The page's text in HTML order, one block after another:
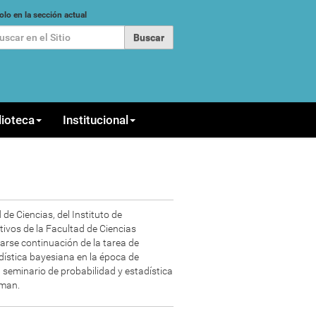
en la sección actual
Institucional
Ciencias, del Instituto de
de la Facultad de Ciencias
continuación de la tarea de
bayesiana en la época de
seminario de probabilidad y estadística